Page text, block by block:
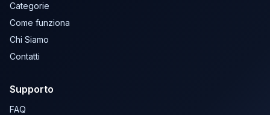
Categorie
Come funziona
Chi Siamo
Contatti
Supporto
FAQ